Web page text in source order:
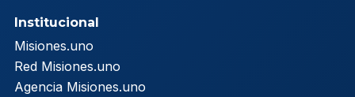
Institucional
Misiones.uno
Red Misiones.uno
Agencia Misiones.uno